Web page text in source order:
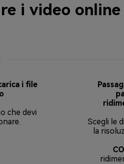
i video
i file
che devi
Scegli le
la